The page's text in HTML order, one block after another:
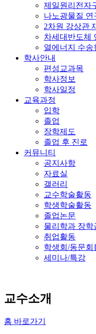
제일원리전자
나노광물질 연
2차원 강상관
차세대반도체
열에너지 수송
학사안내
편성교과목
학사정보
학사일정
교육과정
입학
졸업
장학제도
졸업 후 진로
커뮤니티
공지사항
자료실
갤러리
교수학술활동
학생학술활동
졸업논문
물리학과 장학
취업활동
학생회/동문회
세미나/특강
교수소개
홈 바로가기